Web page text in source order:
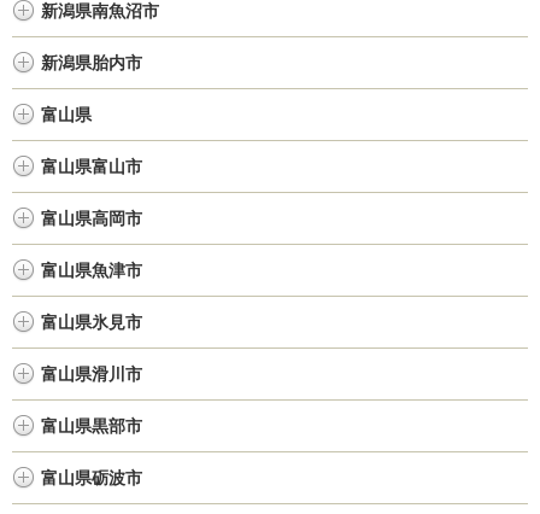
新潟県南魚沼市
新潟県胎内市
富山県
富山県富山市
富山県高岡市
富山県魚津市
富山県氷見市
富山県滑川市
富山県黒部市
富山県砺波市